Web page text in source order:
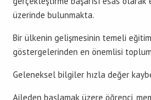
üzerinde bulunmakta.
Bir ülkenin gelişmesinin temeli
göstergelerinden en önemlisi
Geleneksel bilgiler hızla değer
Aileden başlamak üzere öğrenci,